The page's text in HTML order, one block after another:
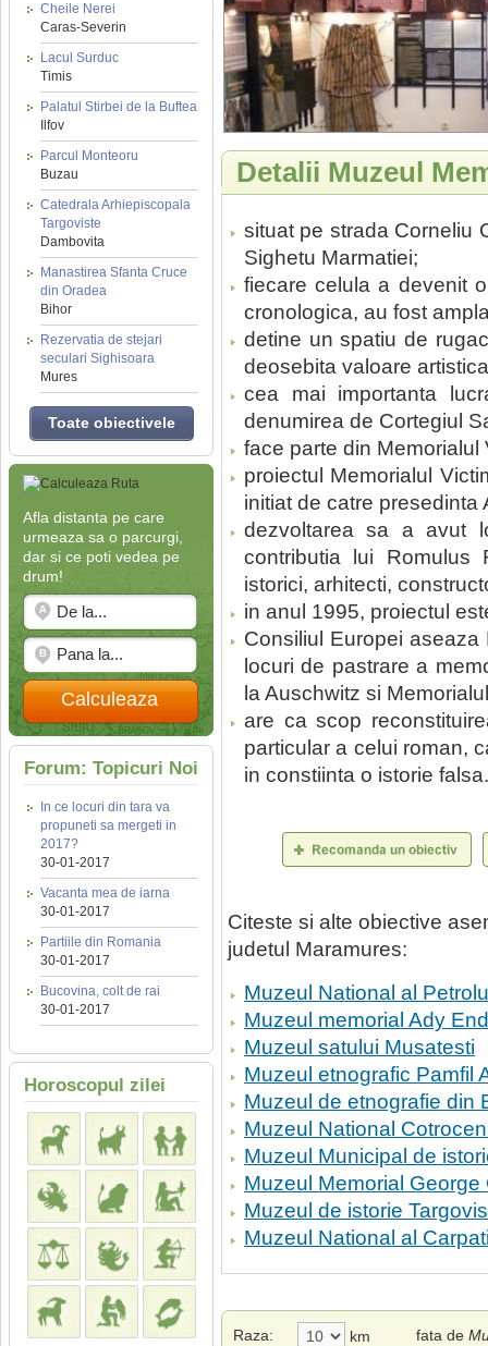
Cheile Nerei
Caras-Severin
Lacul Surduc
Timis
Palatul Stirbei de la Buftea
Ilfov
Parcul Monteoru
Buzau
Catedrala Arhiepiscopala
Targoviste
Dambovita
Manastirea Sfanta Cruce
din Oradea
Bihor
Rezervatia de stejari
seculari Sighisoara
Mures
Toate obiectivele
Afla distanta pe care
urmeaza sa o parcurgi,
dar si ce poti vedea pe
drum!
Calculeaza
Forum: Topicuri Noi
In ce locuri din tara va
propuneti sa mergeti in
2017?
30-01-2017
Vacanta mea de iarna
30-01-2017
Partiile din Romania
30-01-2017
Bucovina, colt de rai
30-01-2017
Horoscopul zilei
Detalii Muzeul
situat pe strada Corneliu
Sighetu Marmatiei;
fiecare celula a devenit
cronologica, au fost
detine un spatiu de
deosebita valoare
cea mai importanta
denumirea de Cortegiul
face parte din
proiectul Memorialul
initiat de catre presedinta
dezvoltarea sa a avut
contributia lui
istorici, arhitecti,
in anul 1995, proiectul
Consiliul Europei
locuri de pastrare a
la Auschwitz si
are ca scop
particular a celui roman,
in constiinta o istorie falsa.
Citeste si alte obiective
judetul Maramures:
Muzeul National al
Muzeul memorial Ady
Muzeul satului Musatesti
Muzeul etnografic Pamfil
Muzeul de etnografie din
Muzeul National
Muzeul Municipal de
Muzeul Memorial George
Muzeul de istorie
Muzeul National al
Raza: km fata de